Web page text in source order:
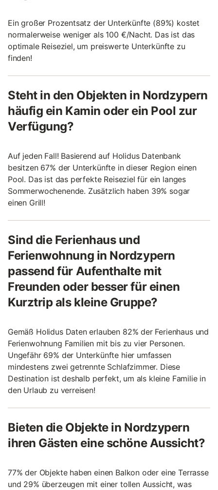
Ein großer Prozentsatz der Unterkünfte (89%) kostet
normalerweise weniger als 100 €/Nacht. Das ist das
optimale Reiseziel, um preiswerte Unterkünfte zu
finden!
Steht in den Objekten in Nordzypern
häufig ein Kamin oder ein Pool zur
Verfügung?
Auf jeden Fall! Basierend auf Holidus Datenbank
besitzen 67% der Unterkünfte in dieser Region einen
Pool. Das ist das perfekte Reiseziel für ein langes
Sommerwochenende. Zusätzlich haben 39% sogar
einen Grill!
Sind die Ferienhaus und
Ferienwohnung in Nordzypern
passend für Aufenthalte mit
Freunden oder besser für einen
Kurztrip als kleine Gruppe?
Gemäß Holidus Daten erlauben 82% der Ferienhaus und
Ferienwohnung Familien mit bis zu vier Personen.
Ungefähr 69% der Unterkünfte hier umfassen
mindestens zwei getrennte Schlafzimmer. Diese
Destination ist deshalb perfekt, um als kleine Familie in
den Urlaub zu verreisen!
Bieten die Objekte in Nordzypern
ihren Gästen eine schöne Aussicht?
77% der Objekte haben einen Balkon oder eine Terrasse
und 29% überzeugen mit einer tollen Aussicht, was